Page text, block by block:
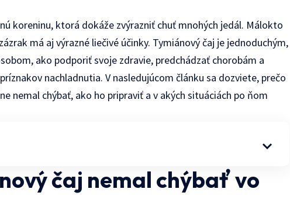
koreninu, ktorá dokáže zvýrazniť chuť mnohých jedál. Málokto
má aj výrazné liečivé účinky. Tymiánový čaj je jednoduchým,
ako podporiť svoje zdravie, predchádzať chorobám a
nachladnutia. V nasledujúcom článku sa dozviete, prečo
nemal chýbať, ako ho pripraviť a v akých situáciách po ňom
čaj nemal chýbať vo